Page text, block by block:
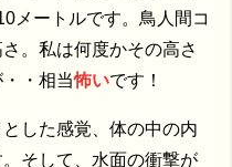
メートルです。鳥人間コ
。私は何度かその高さ
・相当怖いです！
した感覚、体の中の内
そして、水面の衝撃が